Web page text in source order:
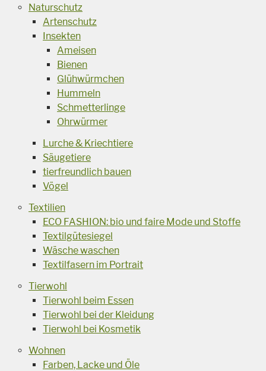
Naturschutz
Artenschutz
Insekten
Ameisen
Bienen
Glühwürmchen
Hummeln
Schmetterlinge
Ohrwürmer
Lurche & Kriechtiere
Säugetiere
tierfreundlich bauen
Vögel
Textilien
ECO FASHION: bio und faire Mode und Stoffe
Textilgütesiegel
Wäsche waschen
Textilfasern im Portrait
Tierwohl
Tierwohl beim Essen
Tierwohl bei der Kleidung
Tierwohl bei Kosmetik
Wohnen
Farben, Lacke und Öle